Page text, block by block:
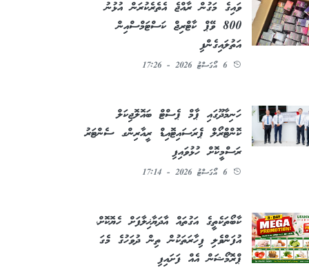
ވައިގެ މަގުން ރާއްޖެ އެތެރެކުރަން އުޅުނު
800 ވޭޕް ކާޓްރިޖް ކަސްޓަމްސްއިން
އަތުލައިގެންފި
6 އޯގަސްޓު 2026 - 17:26
ހަނިމާދޫގައި ޕާމް ޕެސްޓް ބައޮލޮޖިކަލް
ކޮންޓްރޯލް ޕެރަސައިޓޮއިޑް ރީއާރިންގ ސެންޓަރު
ރަސްމީކޮށް ހުޅުވައިފި
6 އޯގަސްޓު 2026 - 17:14
ކާބޯތަކެތީގެ އަގުތައް އާދަޔާޚިލާފަށް ހެޔޮކޮށް،
އުފަންވެލި ފިހާރަތަކުން ތިން ދުވަހުގެ މެގަ
ޕްރޮމޯޝަން އެއް ފަށައިފި